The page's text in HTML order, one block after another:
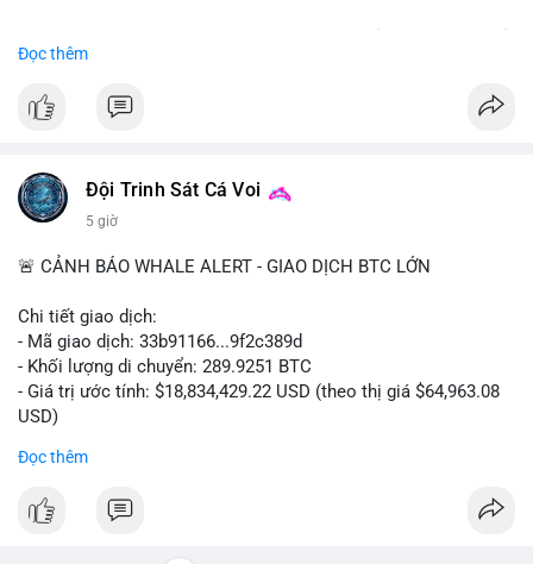
lớn cho nụ cười khỏe mạnh.
#dentabiome #badbreathsolution
Đọc thêm
Đội Trinh Sát Cá Voi
5 giờ
🚨 CẢNH BÁO WHALE ALERT - GIAO DỊCH BTC LỚN
Chi tiết giao dịch:
- Mã giao dịch: 33b91166...9f2c389d
- Khối lượng di chuyển: 289.9251 BTC
- Giá trị ước tính: $18,834,429.22 USD (theo thị giá $64,963.08
USD)
Khối lượng gần 290 BTC tương đương gần 19 triệu USD được
Đọc thêm